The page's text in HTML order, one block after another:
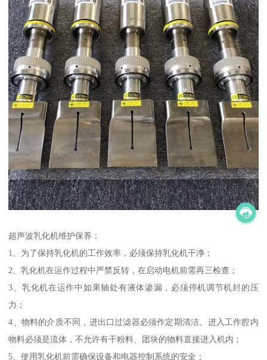
超声波乳化机维护保养：
1、为了保持乳化机的工作效率，必须保持乳化机干净；
2、乳化机在运作过程中严禁反转，在启动电机前需再三检查；
3、乳化机在运作中如果轴处有液体渗漏，必须停机调节机封的压
力；
4、物料的介质不同，进出口过滤器必须作定期清洁。进入工作腔内
物料必须是流体，不允许有干粉料、团块的物料直接进入机内；
5、使用乳化机前需确保设备和电器控制系统的安全；